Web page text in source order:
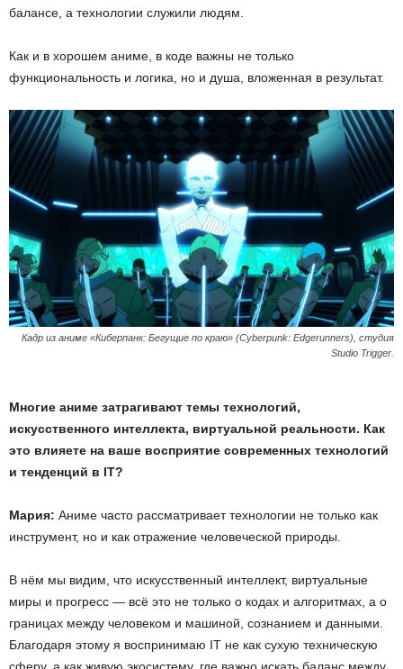
балансе, а технологии служили людям.
Как и в хорошем аниме, в коде важны не только
функциональность и логика, но и душа, вложенная в результат.
Кадр из аниме «Киберпанк: Бегущие по краю» (Cyberpunk: Edgerunners), студия
Studio Trigger.
Многие аниме затрагивают темы технологий,
искусственного интеллекта, виртуальной реальности. Как
это влияете на ваше восприятие современных технологий
и тенденций в IT?
Мария: Аниме часто рассматривает технологии не только как
инструмент, но и как отражение человеческой природы.
В нём мы видим, что искусственный интеллект, виртуальные
миры и прогресс — всё это не только о кодах и алгоритмах, а о
границах между человеком и машиной, сознанием и данными.
Благодаря этому я воспринимаю IT не как сухую техническую